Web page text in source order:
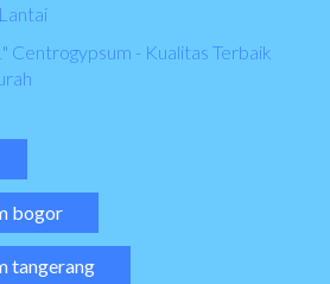
Centrogypsum - Kualitas Terbaik
bogor
tangerang